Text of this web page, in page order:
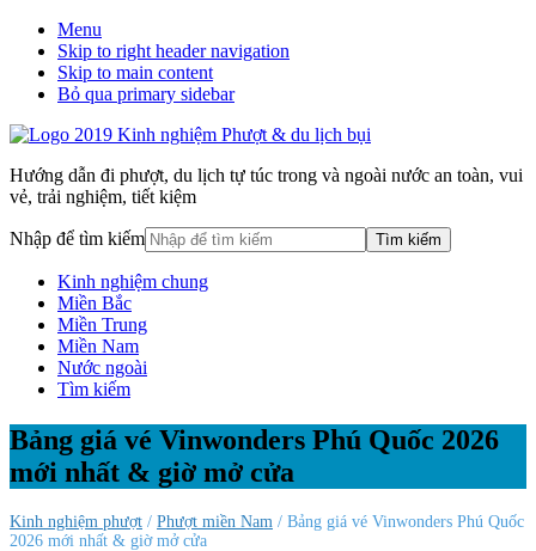
Menu
Skip to right header navigation
Skip to main content
Bỏ qua primary sidebar
Hướng dẫn đi phượt, du lịch tự túc trong và ngoài nước an toàn, vui
vẻ, trải nghiệm, tiết kiệm
Nhập để tìm kiếm
Kinh nghiệm chung
Miền Bắc
Miền Trung
Miền Nam
Nước ngoài
Tìm kiếm
Bảng giá vé Vinwonders Phú Quốc 2026
mới nhất & giờ mở cửa
Kinh nghiệm phượt / Phượt miền Nam / Bảng giá vé Vinwonders Phú Quốc
2026 mới nhất & giờ mở cửa